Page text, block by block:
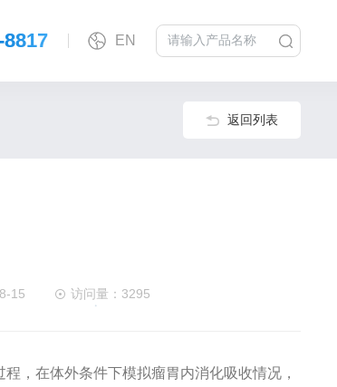
8817 EN
返回列表
15 访问量：3295
，在体外条件下模拟瘤胃内消化吸收情况，